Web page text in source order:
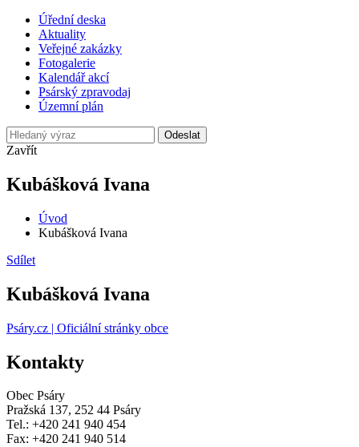
Úřední deska
Aktuality
Veřejné zakázky
Fotogalerie
Kalendář akcí
Psárský zpravodaj
Územní plán
Odeslat
Zavřít
Kubášková Ivana
Úvod
Kubášková Ivana
Sdílet
Kubášková Ivana
Psáry.cz | Oficiální stránky obce
Kontakty
Obec Psáry
Pražská 137, 252 44 Psáry
Tel.: +420 241 940 454
Fax: +420 241 940 514